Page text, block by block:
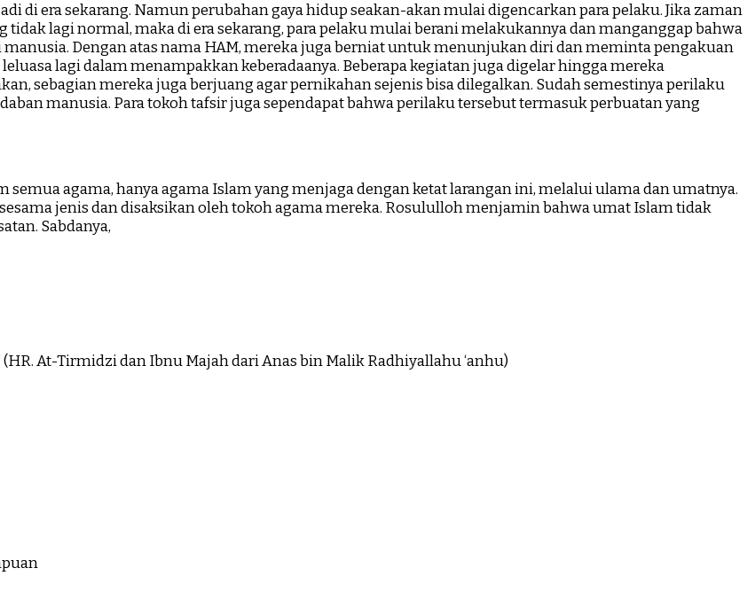
di era sekarang. Namun perubahan gaya hidup seakan-akan mulai digencarkan para pelaku. Jika zaman
lagi normal, maka di era sekarang, para pelaku mulai berani melakukannya dan manganggap bahwa
Dengan atas nama HAM, mereka juga berniat untuk menunjukan diri dan meminta pengakuan
lagi dalam menampakkan keberadaanya. Beberapa kegiatan juga digelar hingga mereka
sebagian mereka juga berjuang agar pernikahan sejenis bisa dilegalkan. Sudah semestinya perilaku
manusia. Para tokoh tafsir juga sependapat bahwa perilaku tersebut termasuk perbuatan yang
agama, hanya agama Islam yang menjaga dengan ketat larangan ini, melalui ulama dan umatnya.
jenis dan disaksikan oleh tokoh agama mereka. Rosululloh menjamin bahwa umat Islam tidak
Sabdanya,
At-Tirmidzi dan Ibnu Majah dari Anas bin Malik Radhiyallahu ‘anhu)